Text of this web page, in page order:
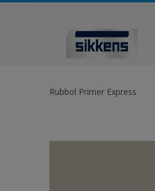
Rubbol Primer Express